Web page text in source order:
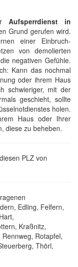
Aufsperrdienst in
Grund gerufen wird.
einer Einbruch-
von demolierten
negativen Gefühle.
Kann das nochmal
oder ihrem Haus
schwieriger, mit der
geschieht, sollte
holen.
Haus oder Ihrer
diese zu beheben.
PLZ von
Edling, Felfern,
Kraßnitz,
Rotapfel,
Thörl,